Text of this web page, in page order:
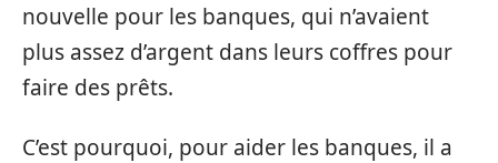
nouvelle pour les banques, qui n’avaient
plus assez d’argent dans leurs coffres pour
faire des prêts.
C’est pourquoi, pour aider les banques, il a